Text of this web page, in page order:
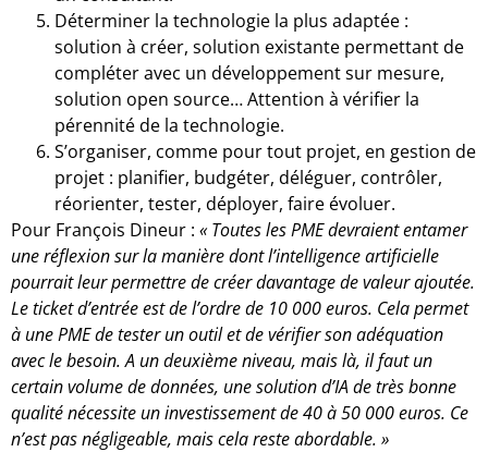
Déterminer la technologie la plus adaptée :
solution à créer, solution existante permettant de
compléter avec un développement sur mesure,
solution open source… Attention à vérifier la
pérennité de la technologie.
S’organiser, comme pour tout projet, en gestion de
projet : planifier, budgéter, déléguer, contrôler,
réorienter, tester, déployer, faire évoluer.
Pour François Dineur : « Toutes les PME devraient entamer
une réflexion sur la manière dont l’intelligence artificielle
pourrait leur permettre de créer davantage de valeur ajoutée.
Le ticket d’entrée est de l’ordre de 10 000 euros. Cela permet
à une PMEde tester un outil et de vérifier son adéquation
avec le besoin. A un deuxième niveau, mais là, il faut un
certain volume de données, une solution d’IA de très bonne
qualité nécessite un investissement de 40 à 50 000 euros. Ce
n’est pas négligeable, mais cela reste abordable. »